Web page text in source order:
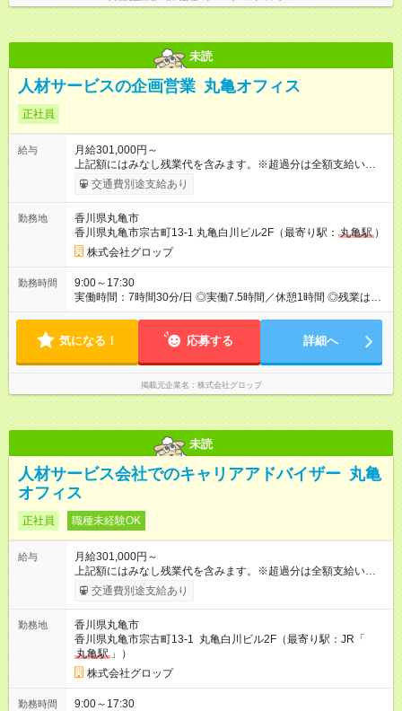
未読
人材サービスの企画営業 丸亀オフィス
正社員
給与
月給301,000円～
上記額にはみなし残業代を含みます。※超過分は全額支給いたし
ます。 みなし残業代 54,000円／月 みなし残業時間 26時間／月
月給301,000円以上＋賞与年2回＋決算賞与年1回 ※上記の金額
上を含みます。上記を超える時間外労働分は追加で支給しま
す。 ※給与は経験年数、マネジメント経験など、当社規定によ
り決定します。 【試用期間】試用期間あり 試用期間の長さ：3
ヶ月 雇用形態、給与は本採用時と同じです。
交通費別途支給あり
勤務地
香川県丸亀市
香川県丸亀市宗古町13-1 丸亀白川ビル2F（最寄り駅： 丸亀駅 ）
株式会社グロップ
勤務時間
9:00～17:30
実働時間：7時間30分/日 ◎実働7.5時間／休憩1時間 ◎残業は月
平均28.5時間です。
気になる！ 応募する 詳細へ
掲載元企業名 株式会社グロップ
未読
人材サービス会社でのキャリアアドバイザー 丸亀
オフィス
正社員 職種未経験OK
給与
月給301,000円～
上記額にはみなし残業代を含みます。※超過分は全額支給いたし
ます。 みなし残業代 54,000円／月 みなし残業時間 26時間／月
月給301,000円以上＋賞与年2回＋決算賞与年1回 ※上記の金額
上を含みます。上記を超える時間外労働分は追加で支給しま
す。 ※給与は経験年数、マネジメント経験など、当社規定によ
り決定します。 【試用期間】試用期間あり 試用期間の長さ：2
ヶ月 雇用形態、給与は本採用時と同じです。
交通費別途支給あり
勤務地
香川県丸亀市
香川県丸亀市宗古町13-1 丸亀白川ビル2F（最寄り駅：JR「
丸亀駅 」）
株式会社グロップ
勤務時間
9:00～17:30